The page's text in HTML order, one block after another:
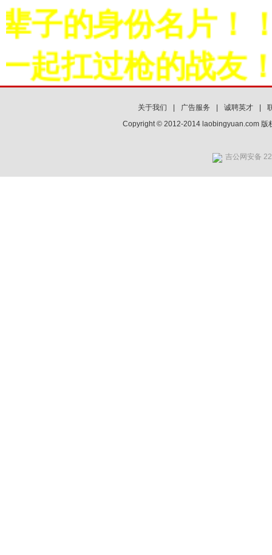
子的身份名片！！
扛过枪的战友！
关于我们 广告服务 诚聘英才
Copyright © 2012-2014 laobingyuan.com 版
吉公网安备